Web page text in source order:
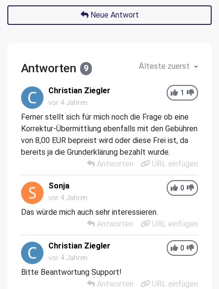
Neue Antwort
Antworten 9 Älteste zuerst
1
Christian Ziegler
vor 4 Jahren
Ferner stellt sich für mich noch die Frage ob eine
Korrektur-Übermittlung ebenfalls mit den Gebühren
von 8,00 EUR bepreist wird oder diese Frei ist, da
bereits ja die Grunderklärung bezahlt wurde.
Antworten
URL einfügen
0
Sonja
vor 4 Jahren
Das würde mich auch sehr interessieren.
Antworten
URL einfügen
0
Christian Ziegler
vor 4 Jahren
Bitte Beantwortung Support!
Antworten
URL einfügen